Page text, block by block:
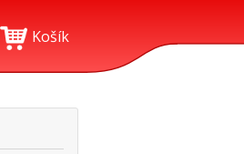
Košík